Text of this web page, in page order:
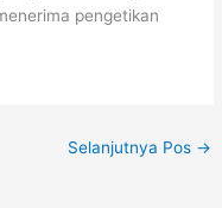
pengetikan
Selanjutnya Pos →